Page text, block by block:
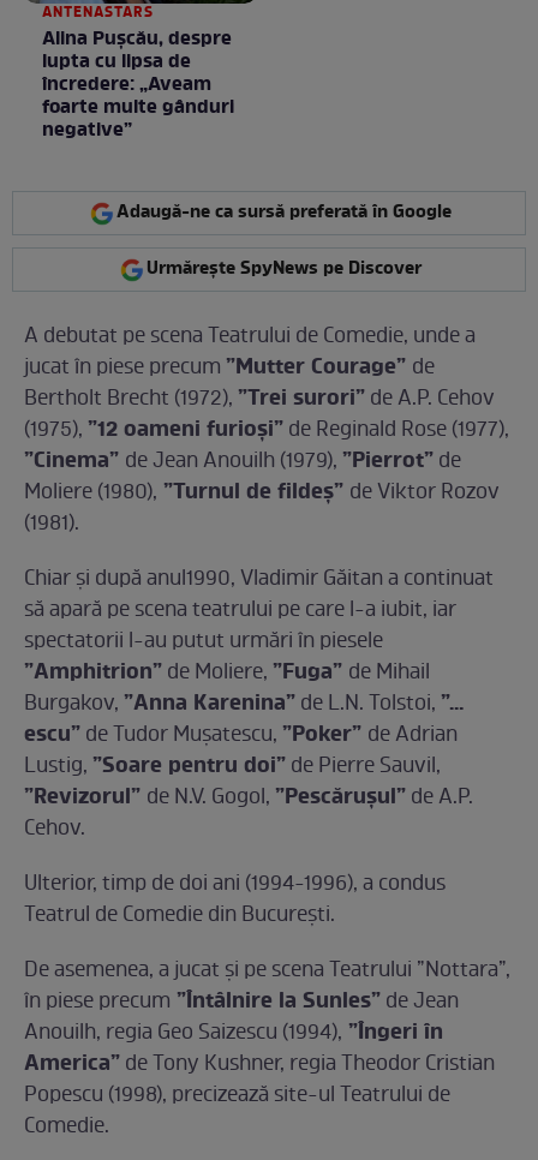
ANTENASTARS
Alina Pușcău, despre
lupta cu lipsa de
încredere: „Aveam
foarte multe gânduri
negative”
Adaugă-ne ca sursă preferată în Google
Urmărește SpyNews pe Discover
A debutat pe scena Teatrului de Comedie, unde a
jucat în piese precum ”Mutter Courage” de
Bertholt Brecht (1972), ”Trei surori”de A.P. Cehov
(1975), ”12 oameni furioși”de Reginald Rose (1977),
”Cinema” de Jean Anouilh (1979), ”Pierrot”de
Moliere (1980), ”Turnul de fildeș” de Viktor Rozov
(1981).
Chiar și după anul1990, Vladimir Găitan a continuat
să apară pe scena teatrului pe care l-a iubit, iar
spectatorii l-au putut urmări în piesele
”Amphitrion”de Moliere, ”Fuga” de Mihail
Burgakov, ”Anna Karenina”de L.N. Tolstoi, ”…
escu”de Tudor Mușatescu, ”Poker” de Adrian
Lustig, ”Soare pentru doi”de Pierre Sauvil,
”Revizorul” de N.V. Gogol, ”Pescărușul”de A.P.
Cehov.
Ulterior, timp de doi ani (1994-1996), a condus
Teatrul de Comedie din București.
De asemenea, a jucat și pe scena Teatrului ”Nottara”,
în piese precum ”Întâlnire la Sunles”de Jean
Anouilh, regia Geo Saizescu (1994), ”Îngeri în
America”de Tony Kushner, regia Theodor Cristian
Popescu (1998), precizează site-ul Teatrului de
Comedie.